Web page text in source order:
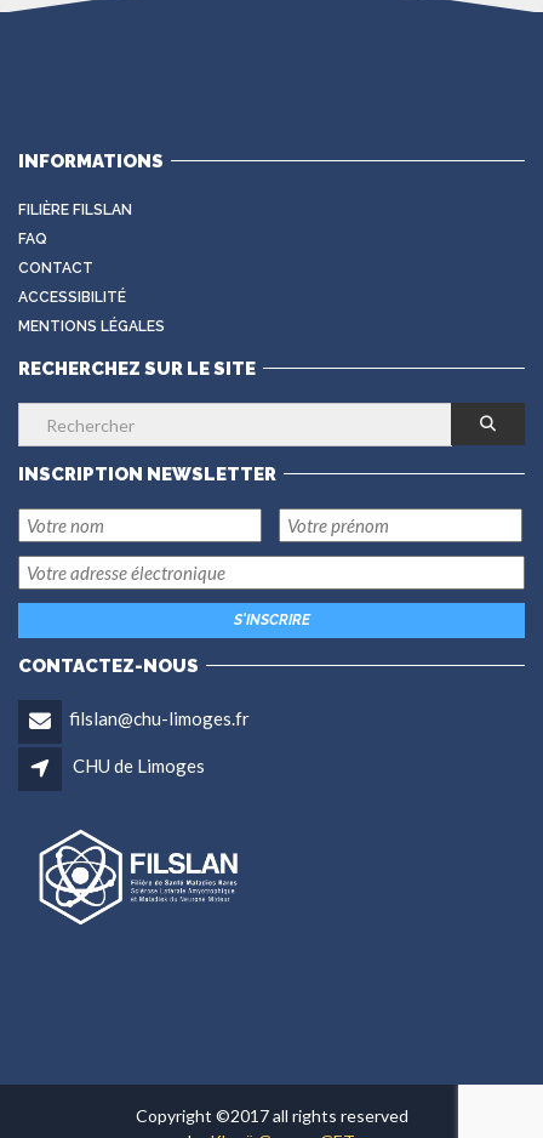
INFORMATIONS
FILIÈRE FILSLAN
FAQ
CONTACT
ACCESSIBILITÉ
MENTIONS LÉGALES
RECHERCHEZ SUR LE SITE
INSCRIPTION NEWSLETTER
CONTACTEZ-NOUS
filslan@chu-limoges.fr
CHU de Limoges
Copyright ©2017 all rights reserved